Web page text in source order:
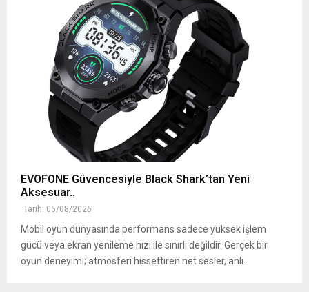
EVOFONE Güvencesiyle Black Shark’tan Yeni
Aksesuar..
Tarih: 06/08/2026
Mobil oyun dünyasında performans sadece yüksek işlem
gücü veya ekran yenileme hızı ile sınırlı değildir. Gerçek bir
oyun deneyimi; atmosferi hissettiren net sesler, anlı..